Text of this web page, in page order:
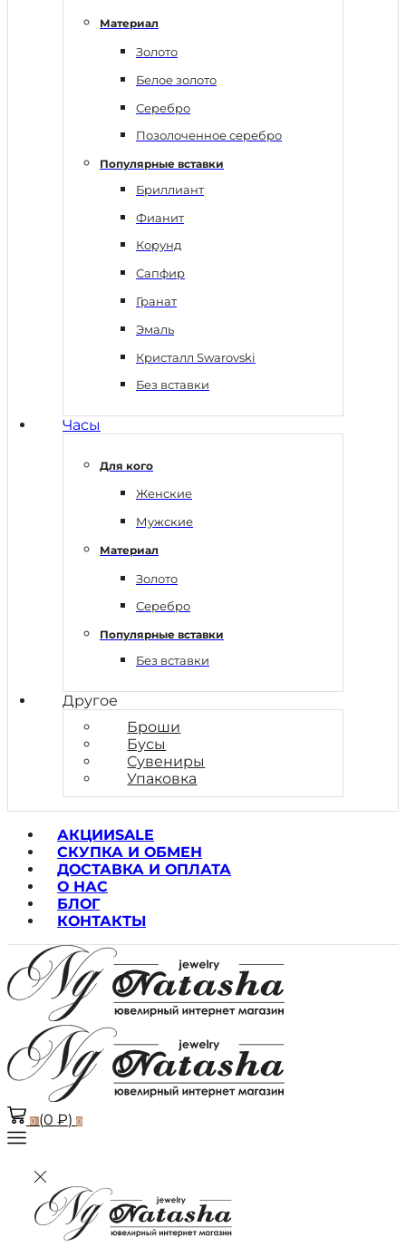
Материал
Золото
Белое золото
Серебро
Позолоченное серебро
Популярные вставки
Бриллиант
Фианит
Корунд
Сапфир
Гранат
Эмаль
Кристалл Swarovski
Без вставки
Часы
Для кого
Женские
Мужские
Материал
Золото
Серебро
Популярные вставки
Без вставки
Другое
Броши
Бусы
Сувениры
Упаковка
АКЦИИSALE
СКУПКА И ОБМЕН
ДОСТАВКА И ОПЛАТА
О НАС
БЛОГ
КОНТАКТЫ
0 (0 ₽) 0